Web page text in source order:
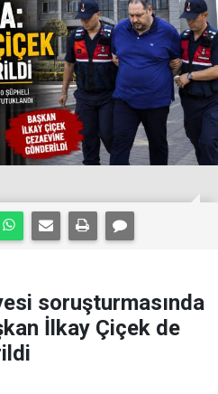
soruşturmasında
İlkay Çiçek de